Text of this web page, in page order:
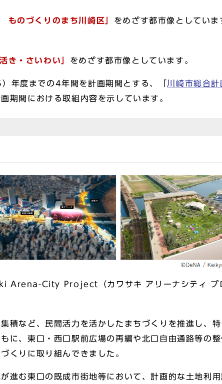
ものづくりのまち川崎区」 をめざす都市像としていま
き・さいわい」 をめざす都市像としています。
度までの4年間を計画期間とする、「 川崎市総合
期間における取組内容を示しています。
Arena-City Project（カワサキ アリーナシティ プ
積など、⺠間活⼒を活かしたまちづくりを推進し、
に、東⼝・⻄⼝駅前広場の再編や北⼝自由通路等の
くりに取り組んできました。
進む東⼝の既成市街地等において、計画的な⼟地利⽤